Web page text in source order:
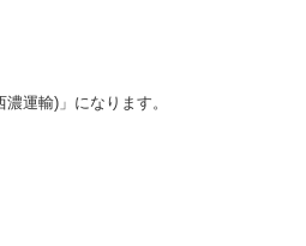
運輸)」になります。